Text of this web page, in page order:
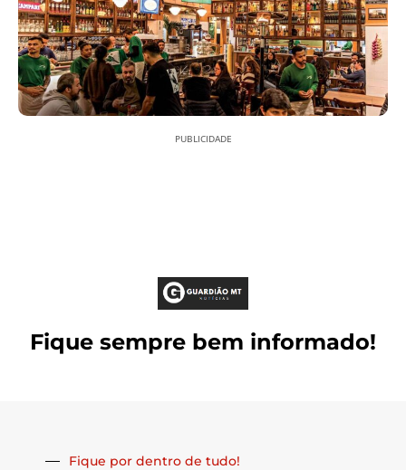
PUBLICIDADE
Fique sempre bem informado!
Fique por dentro de tudo!